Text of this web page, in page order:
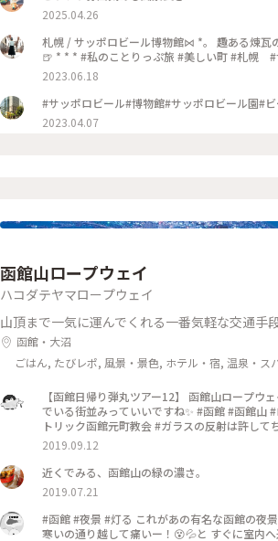
2025.04.26
札幌 / サッポロビール博物館⋈ *。 趣ある煉瓦
🍺 * * * #私のことりっぷ旅 #美しい町 #札幌
2023.06.18
#サッポロビール#博物館#サッポロビール園#
2023.04.07
函館山ロープウェイ
ハコダテヤマロープウェイ
山頂まで一気に運んでくれる一番気軽な交通手
函館・大沼
ごはん, たびレポ, 風景・景色, ホテル・宿, 温泉・ス
【函館日帰り弾丸ツアー12】 函館山ロープ
でいる街並みっていいですね✨ #函館 #函館山
トリック函館元町教会 #ガラスの反射は許して
2019.09.12
近くでみる、函館山の緑の濃さ。
2019.07.21
#函館 #夜景 #灯る これがあの有名な函館の夜景…！😆✨と うきうきしたのもつかの間、寒い、寒すぎる！ ていうか
寒いの通り越して痛いー！😵💦と すぐに室内